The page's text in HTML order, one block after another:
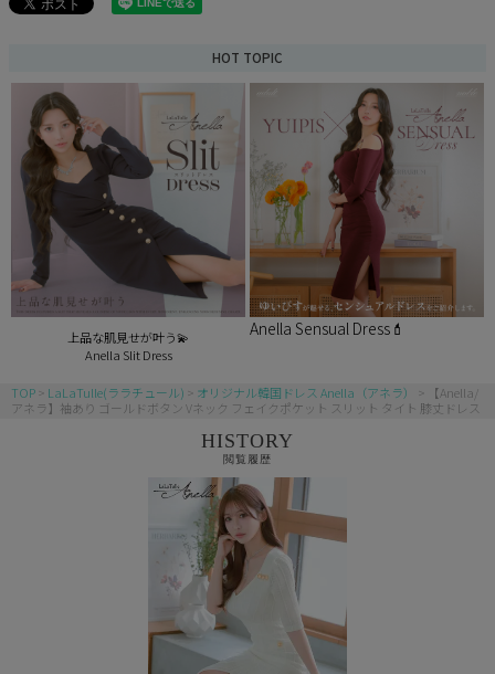
HOT TOPIC
上品な肌見せが叶う💫
Anella Slit Dress
Anella Sensual Dress💄
TOP LaLaTulle(ララチュール) オリジナル韓国ドレス Anella（アネラ）
【Anella/
アネラ】袖あり ゴールドボタン Vネック フェイクポケット スリット タイト 膝丈ドレス
HISTORY
閲覧履歴